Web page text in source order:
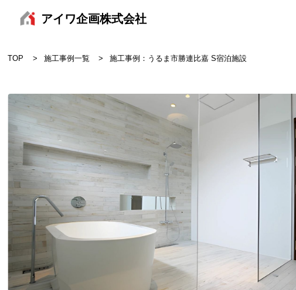
アイワ企画株式会社
TOP 施工事例一覧 施工事例：うるま市勝連比嘉 S宿泊施設